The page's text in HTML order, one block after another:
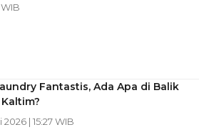
WIB
Fantastis, Ada Apa di Balik
| 15:27 WIB